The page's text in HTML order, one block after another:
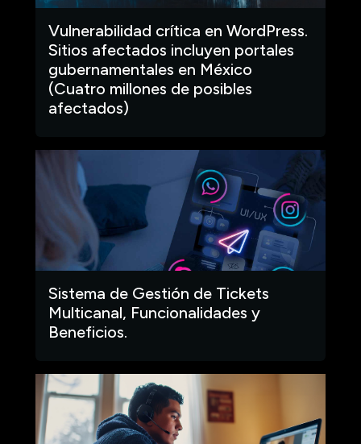
Vulnerabilidad crítica en WordPress.
Sitios afectados incluyen portales
gubernamentales en México
(Cuatro millones de posibles
afectados)
Sistema de Gestión de Tickets
Multicanal, Funcionalidades y
Beneficios.